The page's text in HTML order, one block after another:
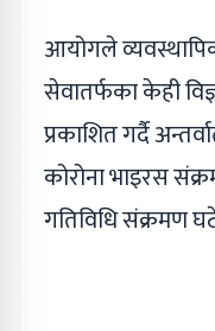
आयोगले
सेवातर्फका केही
प्रकाशित गर्दै
कोरोना भाइरस
गतिविधि संक्रमण